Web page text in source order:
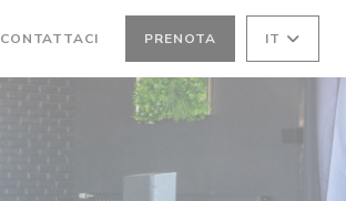
CONTATTACI PRENOTA IT